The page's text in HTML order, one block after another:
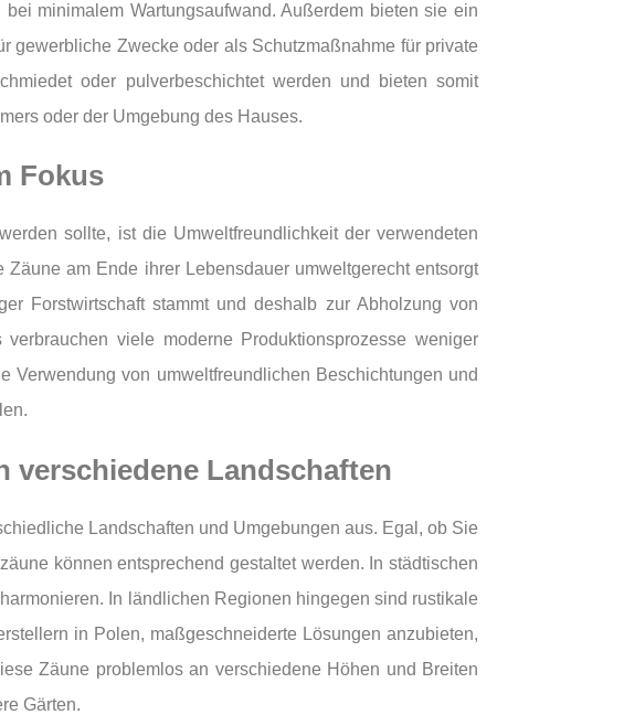
minimalem Wartungsaufwand. Außerdem bieten sie ein
gewerbliche Zwecke oder als Schutzmaßnahme für private
oder pulverbeschichtet werden und bieten somit
oder der Umgebung des Hauses.
Fokus
sollte, ist die Umweltfreundlichkeit der verwendeten
am Ende ihrer Lebensdauer umweltgerecht entsorgt
Forstwirtschaft stammt und deshalb zur Abholzung von
viele moderne Produktionsprozesse weniger
Verwendung von umweltfreundlichen Beschichtungen und
verschiedene Landschaften
Landschaften und Umgebungen aus. Egal, ob Sie
können entsprechend gestaltet werden. In städtischen
In ländlichen Regionen hingegen sind rustikale
in Polen, maßgeschneiderte Lösungen anzubieten,
Zäune problemlos an verschiedene Höhen und Breiten
Gärten.